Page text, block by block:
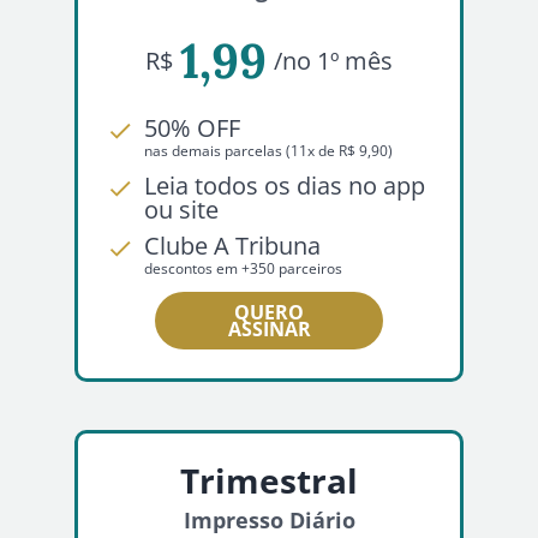
R$ 1,99 /no 1º mês
50% OFF
nas demais parcelas (11x de R$ 9,90)
Leia todos os dias no app
ou site
Clube A Tribuna
descontos em +350 parceiros
QUERO
ASSINAR
Trimestral
Impresso Diário